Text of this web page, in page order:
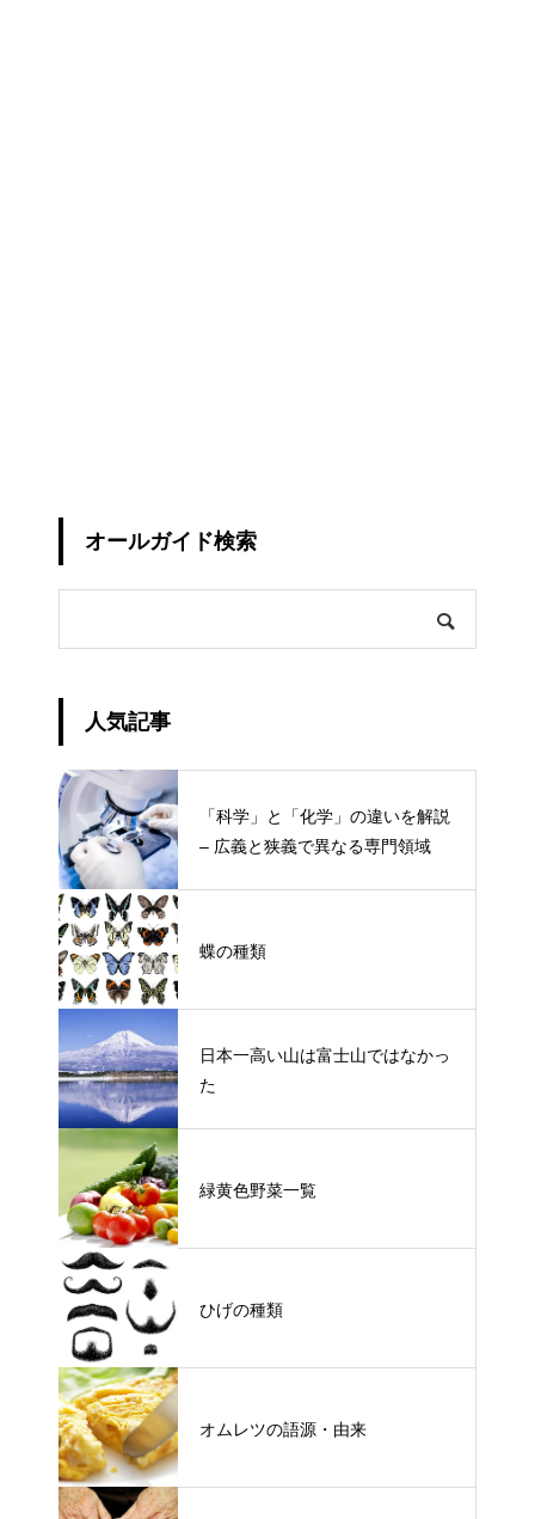
オールガイド検索
人気記事
「科学」と「化学」の違いを解説
– 広義と狭義で異なる専門領域
蝶の種類
日本一高い山は富士山ではなかっ
た
緑黄色野菜一覧
ひげの種類
オムレツの語源・由来